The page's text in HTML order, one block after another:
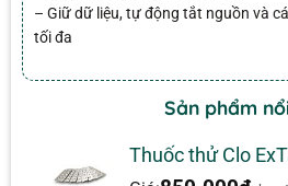
Tính năng đặc điểm:
± 29psi với độ phân giải
8 đơn vị đo lường có thể lựa
Giữ dữ liệu, tự động tắt
Chưa có đánh giá nào.
– Giữ dữ liệu, tự động tắt nguồn và
tối đa
Sản phẩm
Thuốc thử Clo